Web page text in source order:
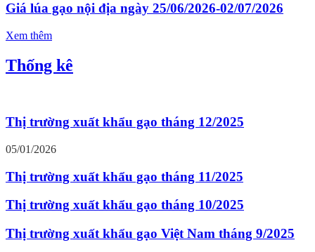
Giá lúa gạo nội địa ngày 25/06/2026-02/07/2026
Xem thêm
Thống kê
Thị trường xuất khẩu gạo tháng 12/2025
05/01/2026
Thị trường xuất khẩu gạo tháng 11/2025
Thị trường xuất khẩu gạo tháng 10/2025
Thị trường xuất khẩu gạo Việt Nam tháng 9/2025